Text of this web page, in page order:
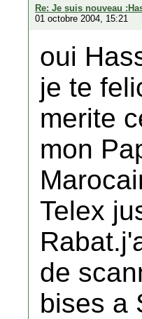
Re: Je suis nouveau
01 octobre 2004, 15:21
oui
je te
merite
mon
Telex
de
bises a